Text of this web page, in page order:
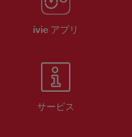
ivie アプリ
サービス